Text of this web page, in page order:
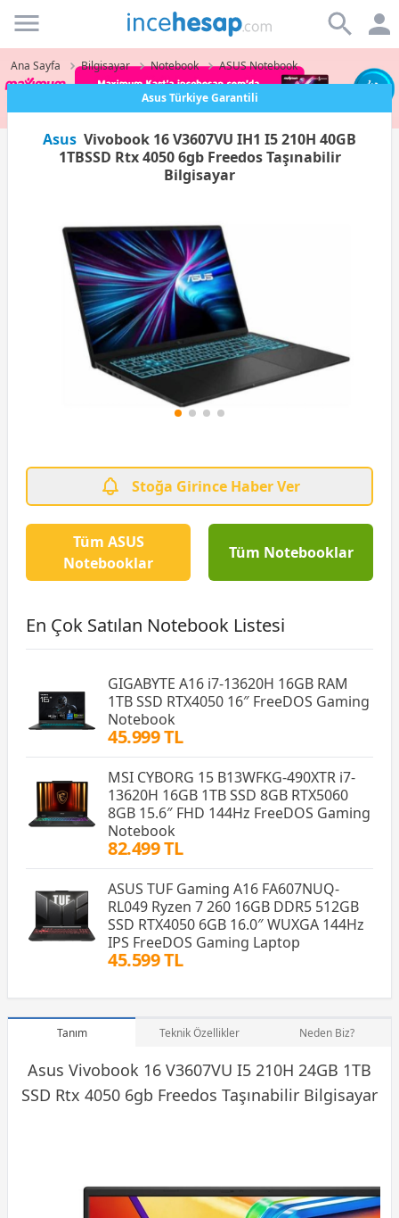
Incehesap
Ana Sayfa Bilgisayar Notebook ASUS Notebook
Axess'e Özel Peşin Fiyatına 6 Taksit
Asus Vivobook 16 V3607VU IH1 I5 210H 40GB
1TBSSD Rtx 4050 6gb Freedos Taşınabilir
Bilgisayar
Stoğa Girince Haber Ver
Tüm ASUS
Notebooklar
Tüm Notebooklar
En Çok Satılan Notebook Listesi
GIGABYTE A16 i7-13620H 16GB RAM
1TB SSD RTX4050 16″ FreeDOS Gaming
Notebook
45.999 TL
MSI CYBORG 15 B13WFKG-490XTR i7-
13620H 16GB 1TB SSD 8GB RTX5060
8GB 15.6″ FHD 144Hz FreeDOS Gaming
Notebook
82.499 TL
ASUS TUF Gaming A16 FA607NUQ-
RL049 Ryzen 7 260 16GB DDR5 512GB
SSD RTX4050 6GB 16.0″ WUXGA 144Hz
IPS FreeDOS Gaming Laptop
45.599 TL
Tanım Teknik Özellikler Neden Biz?
Asus Vivobook 16 V3607VU I5 210H 24GB 1TB
SSD Rtx 4050 6gb Freedos Taşınabilir Bilgisayar